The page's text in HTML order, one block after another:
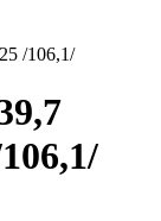
/106,1/